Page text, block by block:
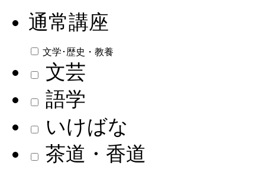
通常講座
文学･歴史・教養
文芸
語学
いけばな
茶道・香道